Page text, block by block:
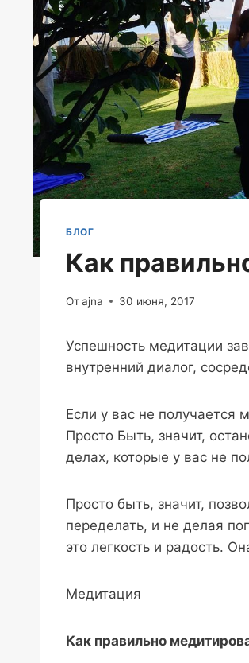
БЛОГ
Как
Отajna 30 июня, 2017
Успешность медитации
внутренний диалог,
Если у вас не получается
Просто Быть, значит,
делах, которые у вас не
Просто быть, значит,
переделать, и не делая
это легкость и радость.
Медитация
Как правильно